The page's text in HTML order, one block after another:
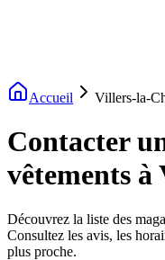
Accueil Villers-la-
Contacter
vêtements
Découvrez la liste des
Consultez les avis, les
plus proche.